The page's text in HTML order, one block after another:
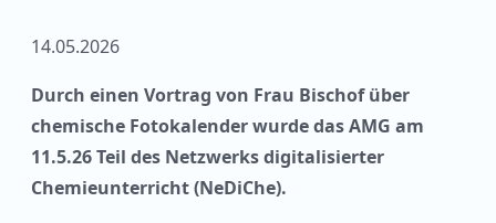
14.05.2026
Durch einen Vortrag von Frau Bischof über
chemische Fotokalender wurde das AMG am
11.5.26 Teil des Netzwerks digitalisierter
Chemieunterricht (NeDiChe).